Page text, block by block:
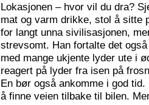
Lokasjonen – hvor vil du dra?
mat og varm drikke, stol å
for langt unna sivilisasjonen,
strevsomt. Han fortalte det
med mange ukjente lyder ute i
reagert på lyder fra isen på
En bør også ankomme i god
å finne veien tilbake til bilen.